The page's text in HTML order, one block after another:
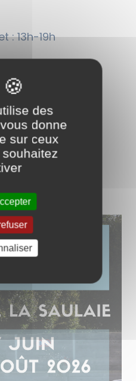
: 13h-19h
: 10h-20h
19h
sera fermée à partir du
des
donne
sur ceux